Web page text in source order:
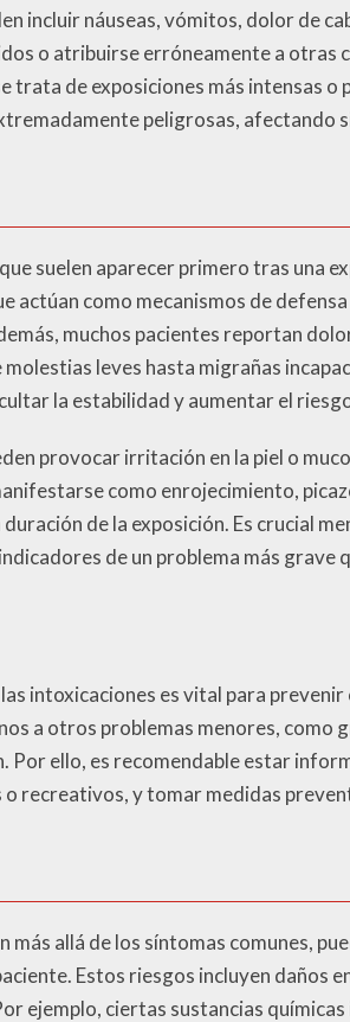
incluir náuseas, vómitos, dolor de
o atribuirse erróneamente a otras
trata de exposiciones más intensas o
peligrosas, afectando
suelen aparecer primero tras una
actúan como mecanismos de
muchos pacientes reportan
leves hasta migrañas
la estabilidad y aumentar el
provocar irritación en la piel o
como enrojecimiento,
de la exposición. Es crucial
de un problema más grave
intoxicaciones es vital para prevenir
a otros problemas menores, como
ello, es recomendable estar
recreativos, y tomar medidas
más allá de los síntomas comunes,
Estos riesgos incluyen daños
ejemplo, ciertas sustancias químicas